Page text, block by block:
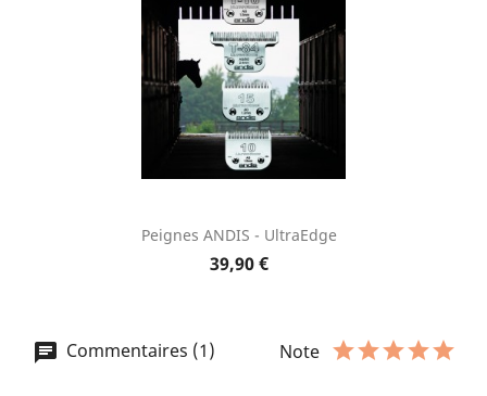
Peignes ANDIS - UltraEdge
39,90 €
Commentaires (1) Note